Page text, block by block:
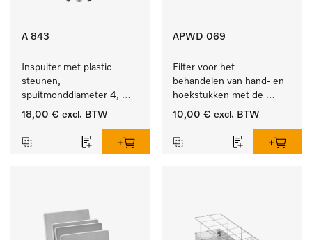
A 843
Inspuiter met plastic
steunen,
spuitmonddiameter 4,
lengte 185 mm, 1 stuk
18,00 € excl. BTW
APWD 069
Filter voor het
behandelen van hand- en
hoekstukken met de
houder APWD 068
10,00 € excl. BTW